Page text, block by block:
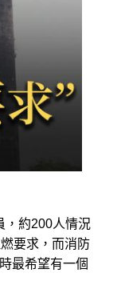
，約200人情況
要求，而消防
最希望有一個